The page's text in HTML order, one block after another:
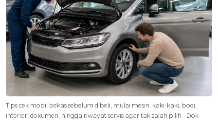
Tips cek mobil bekas sebelum dibeli, mulai mesin, kaki-kaki, bodi,
interior, dokumen, hingga riwayat servis agar tak salah pilih--Dok